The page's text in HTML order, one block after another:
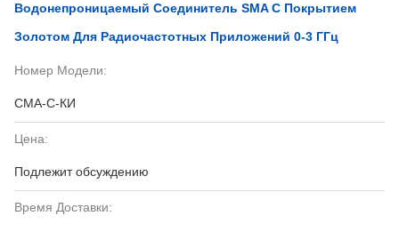
Водонепроницаемый Соединитель SMA С Покрытием
Золотом Для Радиочастотных Приложений 0-3 ГГц
Номер Модели:
СМА-С-КИ
Цена:
Подлежит обсуждению
Время Доставки: